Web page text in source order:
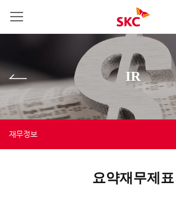
IR
재무정보
요약재무제표